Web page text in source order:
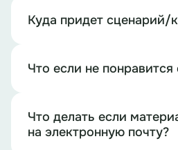
На учебу заводные.
Первоклассник 2:
Куда придет сценарий/
Что если не понравится
Что делать если
на электронную почту?